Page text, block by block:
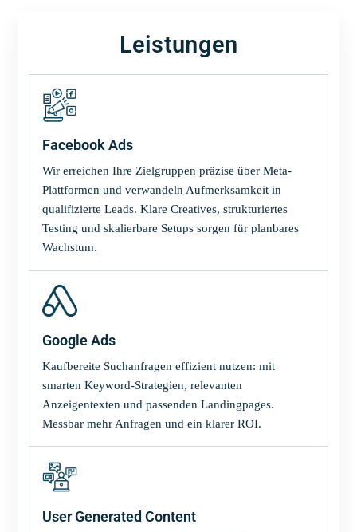
Leistungen
Facebook Ads
Wir erreichen Ihre Zielgruppen präzise über Meta-
Plattformen und verwandeln Aufmerksamkeit in
qualifizierte Leads. Klare Creatives, strukturiertes
Testing und skalierbare Setups sorgen für planbares
Wachstum.
Google Ads
Kaufbereite Suchanfragen effizient nutzen: mit
smarten Keyword-Strategien, relevanten
Anzeigentexten und passenden Landingpages.
Messbar mehr Anfragen und ein klarer ROI.
User Generated Content